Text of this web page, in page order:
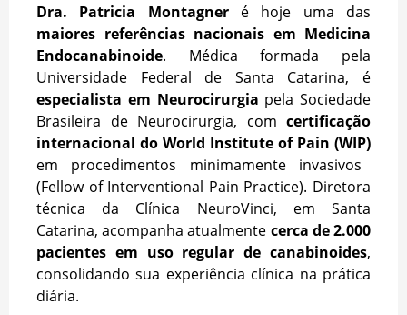
Dra. Patricia Montagneré hoje uma das
maiores referências nacionais em Medicina
Endocanabinoide. Médica formada pela
Universidade Federal de Santa Catarina, é
especialista em Neurocirurgia pela Sociedade
Brasileira de Neurocirurgia, com certificação
internacional do World Institute of Pain (WIP)
em procedimentos minimamente invasivos
(Fellow of Interventional Pain Practice). Diretora
técnica da Clínica NeuroVinci, em Santa
Catarina, acompanha atualmente cerca de 2.000
pacientes em uso regular de canabinoides,
consolidando sua experiência clínica na prática
diária.